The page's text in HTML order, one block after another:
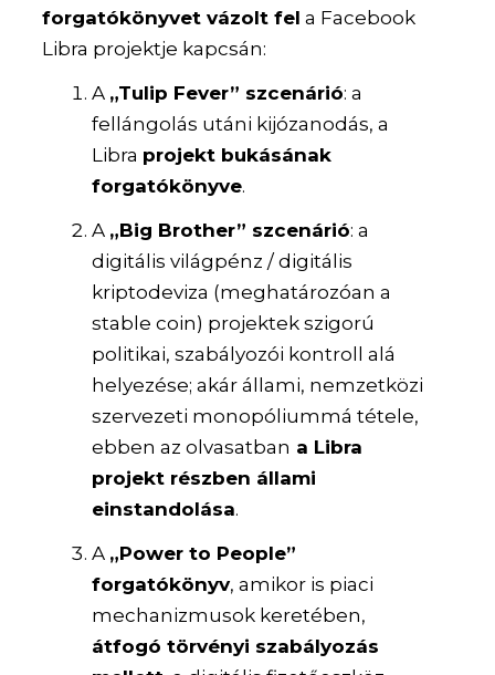
forgatókönyvet vázolt fel a Facebook
Libra projektje kapcsán:
A „Tulip Fever” szcenárió: a
fellángolás utáni kijózanodás, a
Libra projekt bukásának
forgatókönyve.
A „Big Brother” szcenárió: a
digitális világpénz / digitális
kriptodeviza (meghatározóan a
stable coin) projektek szigorú
politikai, szabályozói kontroll alá
helyezése; akár állami, nemzetközi
szervezeti monopóliummá tétele,
ebben az olvasatban a Libra
projekt részben állami
einstandolása.
A „Power to People”
forgatókönyv, amikor is piaci
mechanizmusok keretében,
átfogó törvényi szabályozás